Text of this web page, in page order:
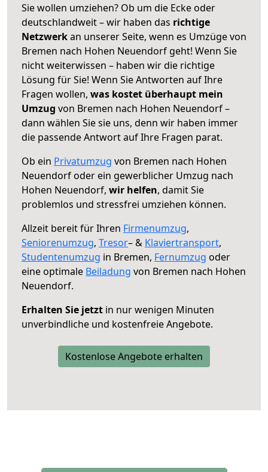
Sie wollen umziehen? Ob um die Ecke oder
deutschlandweit – wir haben das richtige
Netzwerkan unserer Seite, wenn es Umzüge von
Bremen nach Hohen Neuendorf geht! Wenn Sie
nicht weiterwissen – haben wir die richtige
Lösung für Sie! Wenn Sie Antworten auf Ihre
Fragen wollen, was kostet überhaupt mein
Umzug von Bremen nach Hohen Neuendorf –
dann wählen Sie sie uns, denn wir haben immer
die passende Antwort auf Ihre Fragen parat.
Ob ein Privatumzug von Bremen nach Hohen
Neuendorf oder ein gewerblicher Umzug nach
Hohen Neuendorf, wir helfen, damit Sie
problemlos und stressfrei umziehen können.
Allzeit bereit für Ihren Firmenumzug,
Seniorenumzug, Tresor– & Klaviertransport,
Studentenumzug in Bremen, Fernumzug oder
eine optimale Beiladung von Bremen nach Hohen
Neuendorf.
Erhalten Sie jetzt in nur wenigen Minuten
unverbindliche und kostenfreie Angebote.
Kostenlose Angebote erhalten